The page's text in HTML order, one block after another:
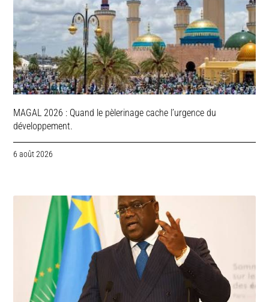
MAGAL 2026 : Quand le pèlerinage cache l’urgence du
développement.
6 août 2026